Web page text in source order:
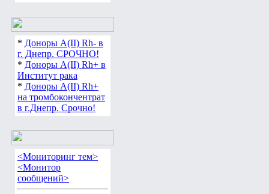
* Доноры А(ІІ) Rh- в
г. Днепр. СРОЧНО!
* Доноры А(ІІ) Rh+ в
Институт рака
* Доноры А(ІІ) Rh+
на тромбокончентрат
в г.Днепр. Срочно!
<Мониторинг тем>
<Монитор
сообщений>